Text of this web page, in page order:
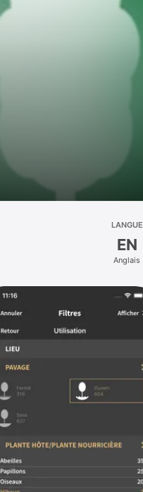
LANGUE
EN
Anglais